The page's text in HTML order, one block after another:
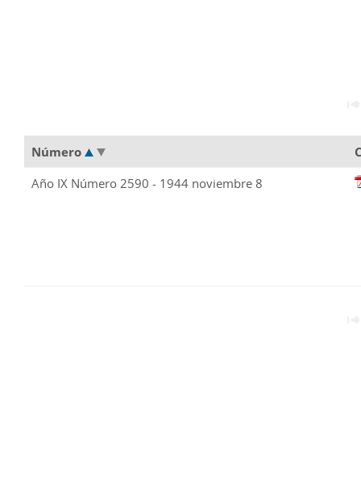
Número
Año IX Número 2590 - 1944 noviembre 8